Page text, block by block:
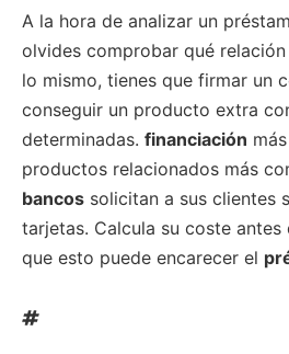
A la hora de analizar un
olvides comprobar qué
lo mismo, tienes que firmar un
conseguir un producto extra
determinadas. financiación
productos relacionados más
bancos solicitan a sus clientes
tarjetas. Calcula su coste
que esto puede encarecer el
Tags: